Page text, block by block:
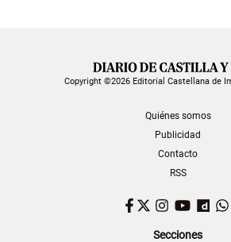
Copyright ©2026 Editorial Castellana de
Quiénes somos
Publicidad
Contacto
RSS
Facebook
TwitterInstagram
Secciones